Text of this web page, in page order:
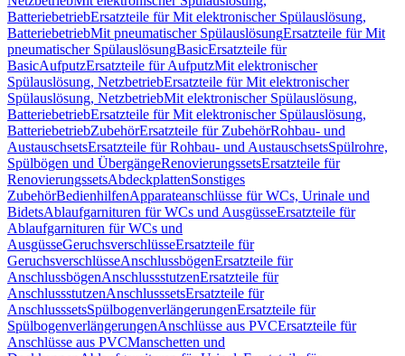
BatteriebetriebErsatzteile für Mit elektronischer Spülauslösung,
BatteriebetriebMit pneumatischer SpülauslösungErsatzteile für Mit
pneumatischer SpülauslösungBasicErsatzteile für
BasicAufputzErsatzteile für AufputzMit elektronischer
Spülauslösung, NetzbetriebErsatzteile für Mit elektronischer
Spülauslösung, NetzbetriebMit elektronischer Spülauslösung,
BatteriebetriebErsatzteile für Mit elektronischer Spülauslösung,
BatteriebetriebZubehörErsatzteile für ZubehörRohbau- und
AustauschsetsErsatzteile für Rohbau- und AustauschsetsSpülrohre,
Spülbögen und ÜbergängeRenovierungssetsErsatzteile für
RenovierungssetsAbdeckplattenSonstiges
ZubehörBedienhilfenApparateanschlüsse für WCs, Urinale und
BidetsAblaufgarnituren für WCs und AusgüsseErsatzteile für
Ablaufgarnituren für WCs und
AusgüsseGeruchsverschlüsseErsatzteile für
GeruchsverschlüsseAnschlussbögenErsatzteile für
AnschlussbögenAnschlussstutzenErsatzteile für
AnschlussstutzenAnschlusssetsErsatzteile für
AnschlusssetsSpülbogenverlängerungenErsatzteile für
SpülbogenverlängerungenAnschlüsse aus PVCErsatzteile für
Anschlüsse aus PVCManschetten und